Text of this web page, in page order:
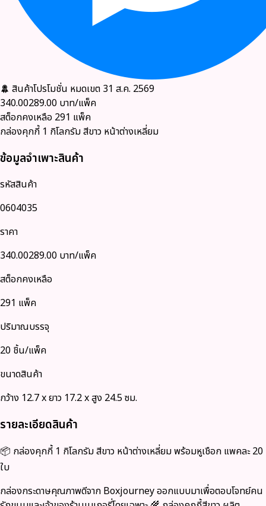
สินค้าโปรโมชั่น หมดเขต 31 ส.ค. 2569
340.00289.00 บาท/แพ็ค
สต็อกคงเหลือ 291 แพ็ค
กล่องคุกกี้ 1 กิโลกรัม สีขาว หน้าต่างเหลี่ยม
ข้อมูลจำเพาะสินค้า
รหัสสินค้า
0604035
ราคา
340.00289.00 บาท/แพ็ค
สต็อกคงเหลือ
291 แพ็ค
ปริมาณบรรจุ
20 ชิ้น/แพ็ค
ขนาดสินค้า
กว้าง 12.7 x ยาว 17.2 x สูง 24.5 ซม.
รายละเอียดสินค้า
📦 กล่องคุกกี้ 1 กิโลกรัม สีขาว หน้าต่างเหลี่ยม พร้อมหูเชือก แพคละ 20
ใบ
กล่องกระดาษคุณภาพดีจาก Boxjourneyออกแบบมาเพื่อตอบโจทย์คน